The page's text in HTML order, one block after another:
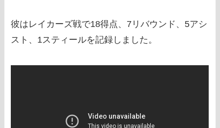
彼はレイカーズ戦で18得点、7リバウンド、5アシ
スト、1スティールを記録しました。